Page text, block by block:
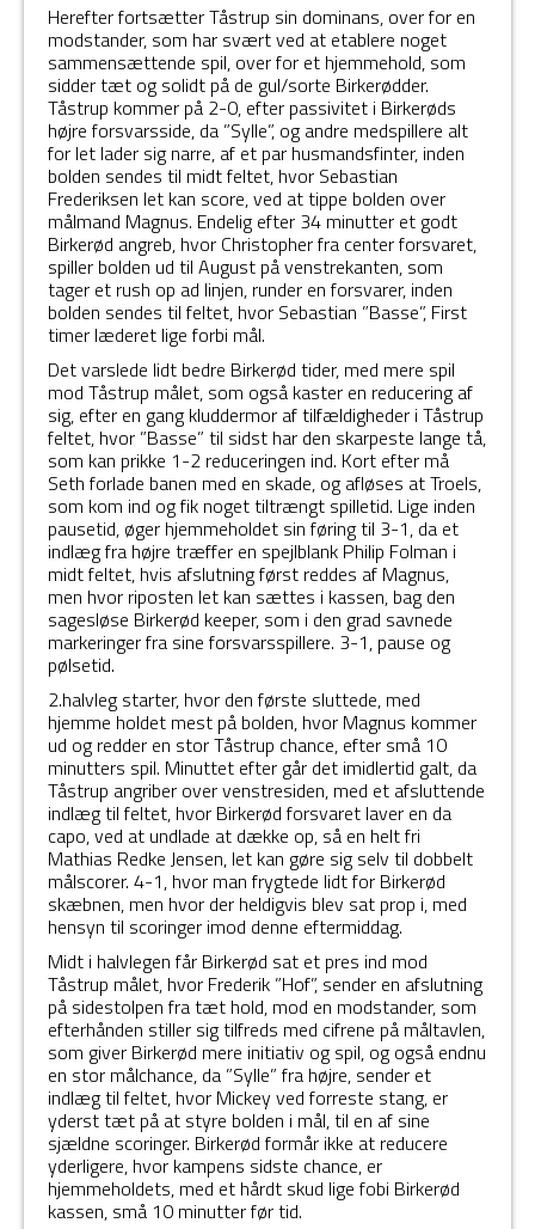
Herefter fortsætter Tåstrup sin dominans, over for en
modstander, som har svært ved at etablere noget
sammensættende spil, over for et hjemmehold, som
sidder tæt og solidt på de gul/sorte Birkerødder.
Tåstrup kommer på 2-0, efter passivitet i Birkerøds
højre forsvarsside, da ”Sylle”, og andre medspillere alt
for let lader sig narre, af et par husmandsfinter, inden
bolden sendes til midt feltet, hvor Sebastian
Frederiksen let kan score, ved at tippe bolden over
målmand Magnus. Endelig efter 34 minutter et godt
Birkerød angreb, hvor Christopher fra center forsvaret,
spiller bolden ud til August på venstrekanten, som
tager et rush op ad linjen, runder en forsvarer, inden
bolden sendes til feltet, hvor Sebastian ”Basse”, First
timer læderet lige forbi mål.
Det varslede lidt bedre Birkerød tider, med mere spil
mod Tåstrup målet, som også kaster en reducering af
sig, efter en gang kluddermor af tilfældigheder i Tåstrup
feltet, hvor ”Basse” til sidst har den skarpeste lange tå,
som kan prikke 1-2 reduceringen ind. Kort efter må
Seth forlade banen med en skade, og afløses at Troels,
som kom ind og fik noget tiltrængt spilletid. Lige inden
pausetid, øger hjemmeholdet sin føring til 3-1, da et
indlæg fra højre træffer en spejlblank Philip Folman i
midt feltet, hvis afslutning først reddes af Magnus,
men hvor riposten let kan sættes i kassen, bag den
sagesløse Birkerød keeper, som i den grad savnede
markeringer fra sine forsvarsspillere. 3-1, pause og
pølsetid.
2.halvleg starter, hvor den første sluttede, med
hjemme holdet mest på bolden, hvor Magnus kommer
ud og redder en stor Tåstrup chance, efter små 10
minutters spil. Minuttet efter går det imidlertid galt, da
Tåstrup angriber over venstresiden, med et afsluttende
indlæg til feltet, hvor Birkerød forsvaret laver en da
capo, ved at undlade at dække op, så en helt fri
Mathias Redke Jensen, let kan gøre sig selv til dobbelt
målscorer. 4-1, hvor man frygtede lidt for Birkerød
skæbnen, men hvor der heldigvis blev sat prop i, med
hensyn til scoringer imod denne eftermiddag.
Midt i halvlegen får Birkerød sat et pres ind mod
Tåstrup målet, hvor Frederik ”Hof”, sender en afslutning
på sidestolpen fra tæt hold, mod en modstander, som
efterhånden stiller sig tilfreds med cifrene på måltavlen,
som giver Birkerød mere initiativ og spil, og også endnu
en stor målchance, da ”Sylle” fra højre, sender et
indlæg til feltet, hvor Mickey ved forreste stang, er
yderst tæt på at styre bolden i mål, til en af sine
sjældne scoringer. Birkerød formår ikke at reducere
yderligere, hvor kampens sidste chance, er
hjemmeholdets, med et hårdt skud lige fobi Birkerød
kassen, små 10 minutter før tid.